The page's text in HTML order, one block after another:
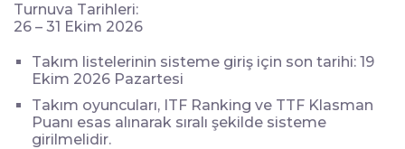
Turnuva Tarihleri:
26 – 31 Ekim 2026
Takım listelerinin sisteme giriş için son tarihi: 19
Ekim 2026 Pazartesi
Takım oyuncuları, ITF Ranking ve TTF Klasman
Puanı esas alınarak sıralı şekilde sisteme
girilmelidir.